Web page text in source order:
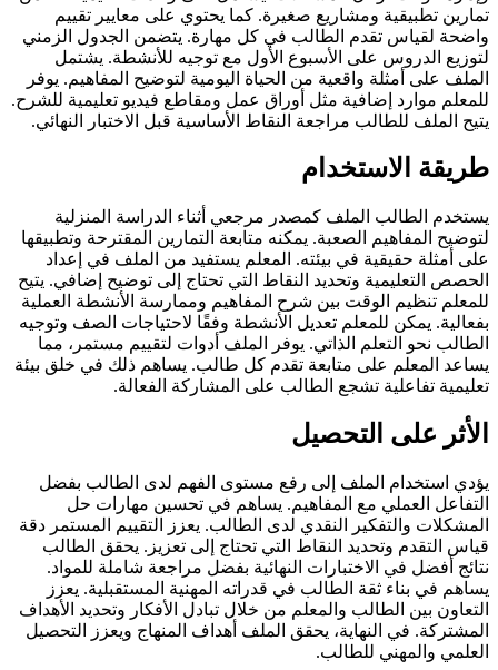
تمارين تطبيقية ومشاريع صغيرة. كما يحتوي على معايير تقييم
واضحة لقياس تقدم الطالب في كل مهارة. يتضمن الجدول الزمني
لتوزيع الدروس على الأسبوع الأول مع توجيه للأنشطة. يشتمل
الملف على أمثلة واقعية من الحياة اليومية لتوضيح المفاهيم. يوفر
للمعلم موارد إضافية مثل أوراق عمل ومقاطع فيديو تعليمية للشرح.
يتيح الملف للطالب مراجعة النقاط الأساسية قبل الاختبار النهائي.
طريقة الاستخدام
يستخدم الطالب الملف كمصدر مرجعي أثناء الدراسة المنزلية
لتوضيح المفاهيم الصعبة. يمكنه متابعة التمارين المقترحة وتطبيقها
على أمثلة حقيقية في بيئته. المعلم يستفيد من الملف في إعداد
الحصص التعليمية وتحديد النقاط التي تحتاج إلى توضيح إضافي. يتيح
للمعلم تنظيم الوقت بين شرح المفاهيم وممارسة الأنشطة العملية
بفعالية. يمكن للمعلم تعديل الأنشطة وفقًا لاحتياجات الصف وتوجيه
الطالب نحو التعلم الذاتي. يوفر الملف أدوات لتقييم مستمر، مما
يساعد المعلم على متابعة تقدم كل طالب. يساهم ذلك في خلق بيئة
تعليمية تفاعلية تشجع الطالب على المشاركة الفعالة.
الأثر على التحصيل
يؤدي استخدام الملف إلى رفع مستوى الفهم لدى الطالب بفضل
التفاعل العملي مع المفاهيم. يساهم في تحسين مهارات حل
المشكلات والتفكير النقدي لدى الطالب. يعزز التقييم المستمر دقة
قياس التقدم وتحديد النقاط التي تحتاج إلى تعزيز. يحقق الطالب
نتائج أفضل في الاختبارات النهائية بفضل مراجعة شاملة للمواد.
يساهم في بناء ثقة الطالب في قدراته المهنية المستقبلية. يعزز
التعاون بين الطالب والمعلم من خلال تبادل الأفكار وتحديد الأهداف
المشتركة. في النهاية، يحقق الملف أهداف المنهاج ويعزز التحصيل
العلمي والمهني للطالب.